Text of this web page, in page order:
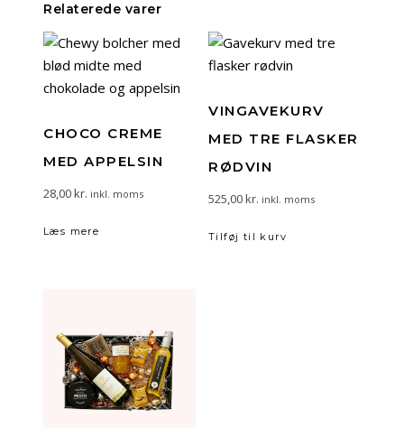
Relaterede varer
CHOCO CREME
MED APPELSIN
28,00kr. inkl. moms
Læs mere
VINGAVEKURV
MED TRE FLASKER
RØDVIN
525,00kr. inkl. moms
Tilføj til kurv